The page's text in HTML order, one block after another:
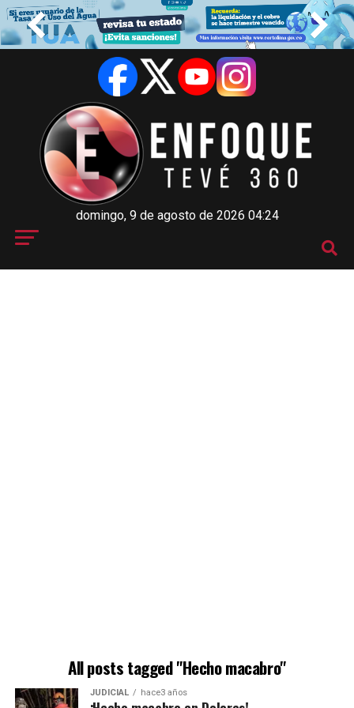
domingo, 9 de agosto de 2026 04:24
All posts tagged "Hecho macabro"
JUDICIAL hace3 años